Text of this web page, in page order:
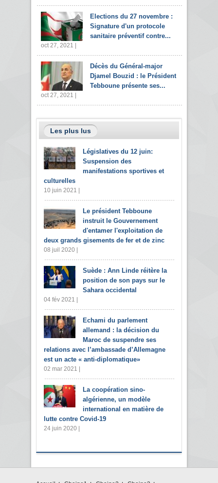
Elections du 27 novembre :
Signature d'un protocole
sanitaire préventif contre...
oct 27, 2021 |
Décès du Général-major
Djamel Bouzid : le Président
Tebboune présente ses...
oct 27, 2021 |
Les plus lus
Législatives du 12 juin:
Suspension des
manifestations sportives et
culturelles
10 juin 2021 |
Le président Tebboune
instruit le Gouvernement
d'entamer l'exploitation de
deux grands gisements de fer et de zinc
08 juil 2020 |
Suède : Ann Linde réitère la
position de son pays sur le
Sahara occidental
04 fév 2021 |
Echami du parlement
allemand : la décision du
Maroc de suspendre ses
relations avec l’ambassade d’Allemagne
est un acte « anti-diplomatique»
02 mar 2021 |
La coopération sino-
algérienne, un modèle
international en matière de
lutte contre Covid-19
24 juin 2020 |